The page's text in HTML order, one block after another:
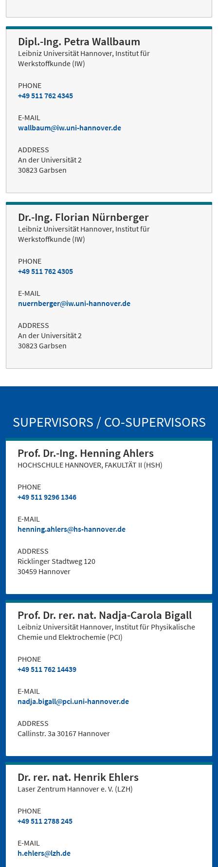
Dipl.-Ing. Petra Wallbaum
Leibniz Universität Hannover, Institut für
Werkstoffkunde (IW)
PHONE
+49 511 762 4345
E-MAIL
wallbaum
iw.uni-hannover.de
ADDRESS
An der Universität 2
30823 Garbsen
Dr.-Ing. Florian Nürnberger
Leibniz Universität Hannover, Institut für
Werkstoffkunde (IW)
PHONE
+49 511 762 4305
E-MAIL
nuernberger
iw.uni-hannover.de
ADDRESS
An der Universität 2
30823 Garbsen
SUPERVISORS / CO-SUPERVISORS
Prof. Dr.-Ing. Henning Ahlers
HOCHSCHULE HANNOVER, FAKULTÄT II (HSH)
PHONE
+49 511 9296 1346
E-MAIL
henning.ahlers
hs-hannover.de
ADDRESS
Ricklinger Stadtweg 120
30459 Hannover
Prof. Dr. rer. nat. Nadja-Carola Bigall
Leibniz Universität Hannover, Institut für Physikalische
Chemie und Elektrochemie (PCI)
PHONE
+49 511 762 14439
E-MAIL
nadja.bigall
pci.uni-hannover.de
ADDRESS
Callinstr. 3a 30167 Hannover
Dr. rer. nat. Henrik Ehlers
Laser Zentrum Hannover e. V. (LZH)
PHONE
+49 511 2788 245
E-MAIL
h.ehlers
lzh.de